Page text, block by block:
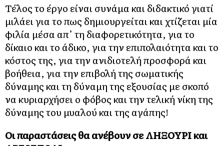
Τέλος το έργο είναι συνάμα και διδακτικό γιατί
μιλάει για το πως δημιουργείται και χτίζεται μία
φιλία μέσα απ’ τη διαφορετικότητα, για το
δίκαιο και το άδικο, για την επιπολαιότητα και το
κόστος της, για την ανιδιοτελή προσφορά και
βοήθεια, για την επιβολή της σωματικής
δύναμης και τη δύναμη της εξουσίας με σκοπό
να κυριαρχήσει ο φόβος και την τελική νίκη της
δύναμης του μυαλού και της αγάπης!
Οι παραστάσεις θα ανέβουν σε ΛΗΞΟΥΡΙ και